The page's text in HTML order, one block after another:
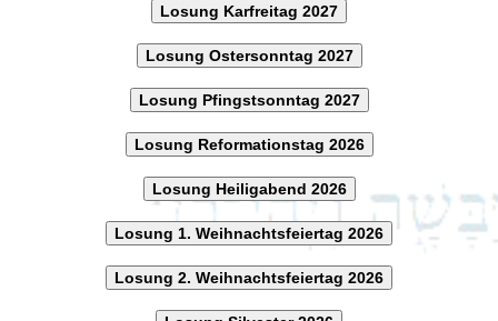
Losung Karfreitag 2027
Losung Ostersonntag 2027
Losung Pfingstsonntag 2027
Losung Reformationstag 2026
Losung Heiligabend 2026
Losung 1. Weihnachtsfeiertag 2026
Losung 2. Weihnachtsfeiertag 2026